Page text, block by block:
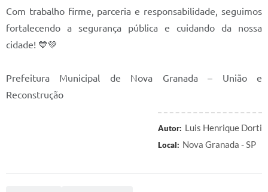
Galeria de Vídeos
Contas Públicas
Editais de Concursos
Com trabalho firme, parceria e responsabilidade, seguimos
fortalecendo a segurança pública e cuidando da nossa
cidade! 💙💚
Prefeitura Municipal de Nova Granada – União e
Reconstrução
Autor: Luis Henrique Dorti
Local: Nova Granada - SP